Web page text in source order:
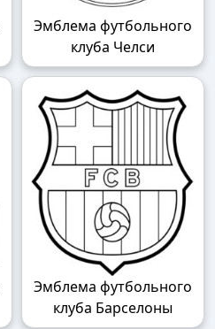
Эмблема футбольного
клуба Челси
Эмблема футбольного
клуба Барселоны